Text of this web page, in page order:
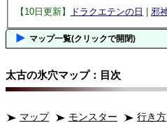
【10日更新】
ドラクエテンの日 | 邪
マップ一覧(クリックで開閉)
太古の氷穴マップ：目次
マップ モンスター 行き方